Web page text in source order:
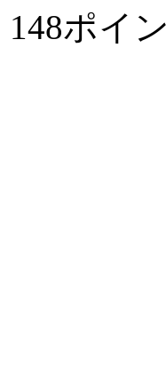
148ポイ